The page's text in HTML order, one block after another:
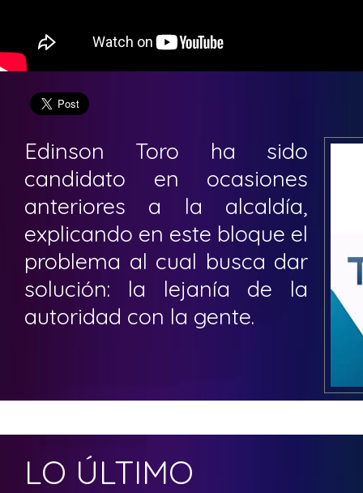
Edinson Toro ha sido
candidato en ocasiones
anteriores a la alcaldía,
explicando en este bloque el
problema al cual busca dar
solución: la lejanía de la
autoridad con la gente.
LO ÚLTIMO